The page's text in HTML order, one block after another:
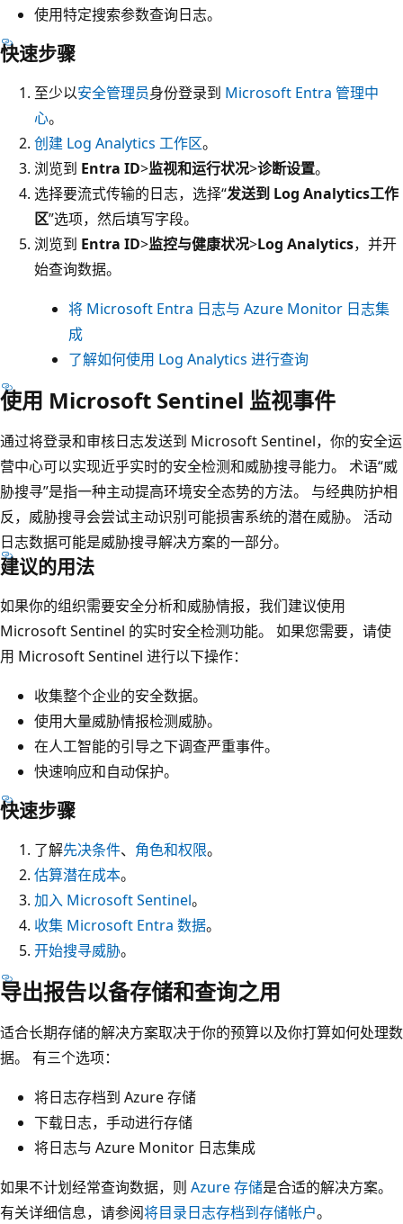
使用特定搜索参数查询日志。
快速步骤
至少以安全管理员身份登录到 Microsoft Entra 管理中
心。
创建 Log Analytics 工作区。
浏览到 Entra ID>监视和运行状况>诊断设置。
选择要流式传输的日志，选择“发送到 Log Analytics工作
区”选项，然后填写字段。
浏览到 Entra ID>监控与健康状况>Log Analytics，并开
始查询数据。
将 Microsoft Entra 日志与 Azure Monitor 日志集
成
了解如何使用 Log Analytics 进行查询
使用 Microsoft Sentinel 监视事件
通过将登录和审核日志发送到 Microsoft Sentinel，你的安全运
营中心可以实现近乎实时的安全检测和威胁搜寻能力。 术语“威
胁搜寻”是指一种主动提高环境安全态势的方法。 与经典防护相
反，威胁搜寻会尝试主动识别可能损害系统的潜在威胁。 活动
日志数据可能是威胁搜寻解决方案的一部分。
建议的用法
如果你的组织需要安全分析和威胁情报，我们建议使用
Microsoft Sentinel 的实时安全检测功能。 如果您需要，请使
用 Microsoft Sentinel 进行以下操作：
收集整个企业的安全数据。
使用大量威胁情报检测威胁。
在人工智能的引导之下调查严重事件。
快速响应和自动保护。
快速步骤
了解先决条件、 角色和权限。
估算潜在成本。
加入 Microsoft Sentinel。
收集 Microsoft Entra 数据。
开始搜寻威胁。
导出报告以备存储和查询之用
适合长期存储的解决方案取决于你的预算以及你打算如何处理数
据。 有三个选项：
将日志存档到 Azure 存储
下载日志，手动进行存储
将日志与 Azure Monitor 日志集成
如果不计划经常查询数据，则 Azure 存储是合适的解决方案。
有关详细信息，请参阅将目录日志存档到存储帐户。